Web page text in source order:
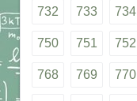
732 733 734
750 751 752
768 769 770